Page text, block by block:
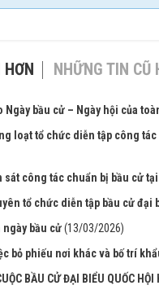
NHỮNG TIN CŨ
bầu cử – Ngày hội của
loạt tổ chức diễn tập công
công tác chuẩn bị bầu cử
tổ chức diễn tập bầu cử đại
ngày bầu cử(13/03/2026)
bỏ phiếu nơi khác và bố trí
BẦU CỬ ĐẠI BIỂU QUỐC